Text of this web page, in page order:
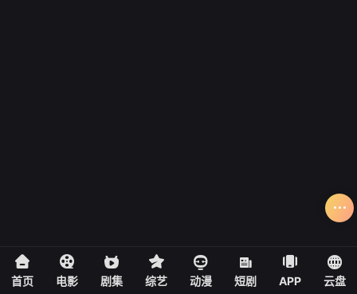
首页 电影 剧集 综艺 动漫 短剧 APP 云盘